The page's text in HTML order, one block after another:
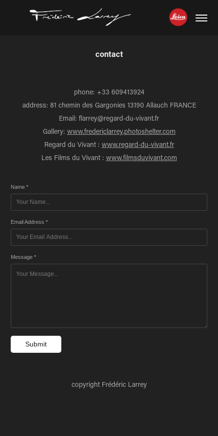
contact
phone: +33 609413924
address: 81 chemin des Gargonies 13190 Allauch FRANCE
Email: flarrey@regard-du-vivant.fr
Gallery: www.fredericlarrey.photoshelter.com
Regard du Vivant : www.regard-du-vivant.fr
Les Films du Vivant : www.filmsduvivant.com
Name *
Email Address *
Message *
Submit
copyright Frédéric Larrey